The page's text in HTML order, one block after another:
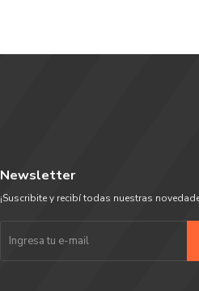
Newsletter
¡Suscribite y recibí todas nuestras